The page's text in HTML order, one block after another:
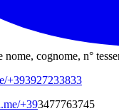
cognome, n°
+393927233833
+393477763745